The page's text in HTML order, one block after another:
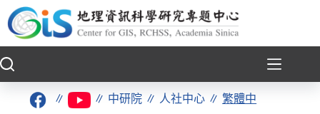
至
要
∥ ∥ 中研院 ∥ 人社中心 ∥繁體中